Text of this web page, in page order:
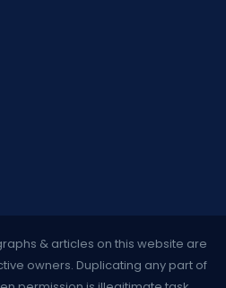
& articles on this website are
owners. Duplicating any part of